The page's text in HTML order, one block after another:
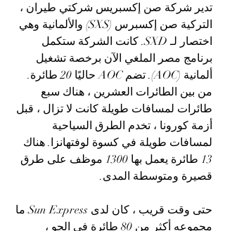
تدير شركة صن إكسبريس شركتي طيران ،
التركية صن إكسبرس (SXS) والألمانية وهي
اختصار لـ SXD. كانت الشركة ستكمل
برنامج مصر الملغي الآن برخصة تشغيل
ألمانية (AOC). تضم AOC حاليًا 20 طائرة.
من بين الطائرات العشرين ، هناك سبع
طائرات لمسافات طويلة كانت لا تزال ، قبل
أزمة كورونا ، تخدم الطرق السياحية
لمسافات طويلة في كسوة لوفتهانزا. هناك
13 طائرة يعمل بها 1300 موظف على طرق
قصيرة ومتوسطة المدى.
حتى وقت قريب ، كان لدى Sun Express ما
مجموعه أكثر من 80 طائرة في الجو ،